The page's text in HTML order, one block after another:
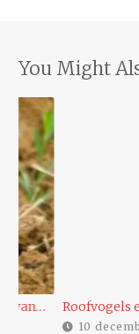
You Might
Roofvogels en
10 december